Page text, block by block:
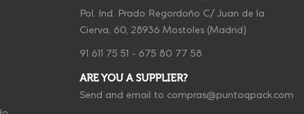
Pol. Ind. Prado Regordoño C/ Juan de la
Cierva, 60, 28936 Mostoles (Madrid)
91 611 75 51 - 675 80 77 58
ARE YOU A SUPPLIER?
Send and email to compras@puntoqpack.com